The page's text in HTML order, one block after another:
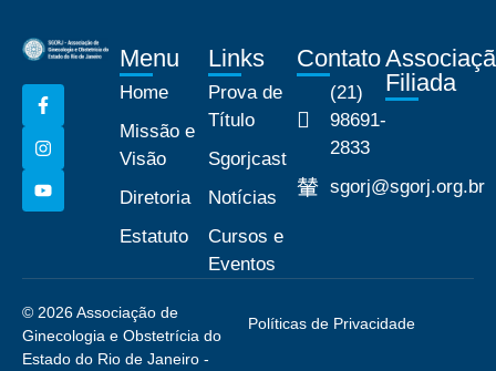
Menu
Home
Missão e
Visão
Diretoria
Estatuto
Links
Prova de
Título
Sgorjcast
Notícias
Cursos e
Eventos
Contato
(21)
98691-
2833
sgorj@sgorj.org.br
Filiada
© 2026 Associação de
Ginecologia e Obstetrícia do
Estado do Rio de Janeiro -
Políticas de Privacidade